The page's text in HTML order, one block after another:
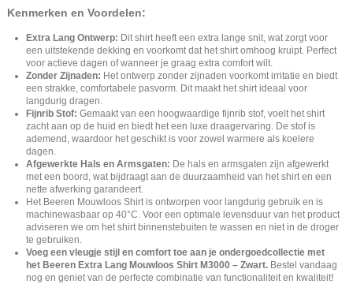
Kenmerken en Voordelen:
Extra Lang Ontwerp: Dit shirt heeft een extra lange snit, wat zorgt voor
een uitstekende dekking en voorkomt dat het shirt omhoog kruipt. Perfect
voor actieve dagen of wanneer je graag extra comfort wilt.
Zonder Zijnaden: Het ontwerp zonder zijnaden voorkomt irritatie en biedt
een strakke, comfortabele pasvorm. Dit maakt het shirt ideaal voor
langdurig dragen.
Fijnrib Stof: Gemaakt van een hoogwaardige fijnrib stof, voelt het shirt
zacht aan op de huid en biedt het een luxe draagervaring. De stof is
ademend, waardoor het geschikt is voor zowel warmere als koelere
dagen.
Afgewerkte Hals en Armsgaten: De hals en armsgaten zijn afgewerkt
met een boord, wat bijdraagt aan de duurzaamheid van het shirt en een
nette afwerking garandeert.
Het Beeren Mouwloos Shirt is ontworpen voor langdurig gebruik en is
machinewasbaar op 40°C. Voor een optimale levensduur van het product
adviseren we om het shirt binnenstebuiten te wassen en niet in de droger
te gebruiken.
Voeg een vleugje stijl en comfort toe aan je ondergoedcollectie met
het Beeren Extra Lang Mouwloos Shirt M3000 – Zwart. Bestel vandaag
nog en geniet van de perfecte combinatie van functionaliteit en kwaliteit!